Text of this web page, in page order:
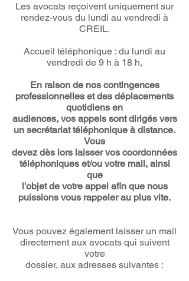
Les avocats reçoivent uniquement sur
rendez-vous du lundi au vendredi à
CREIL.
Accueil téléphonique : du lundi au
vendredi de 9 h à 18 h,
En raison de nos contingences
professionnelles et des déplacements
quotidiens en
audiences, vos appels sont dirigés vers
un secrétariat téléphonique à distance.
Vous
devez dès lors laisser vos coordonnées
téléphoniques et/ou votre mail, ainsi
que
l'objet de votre appel afin que nous
puissions vous rappeler au plus vite.
Vous pouvez également laisser un mail
directement aux avocats qui suivent
votre
dossier, aux adresses suivantes :